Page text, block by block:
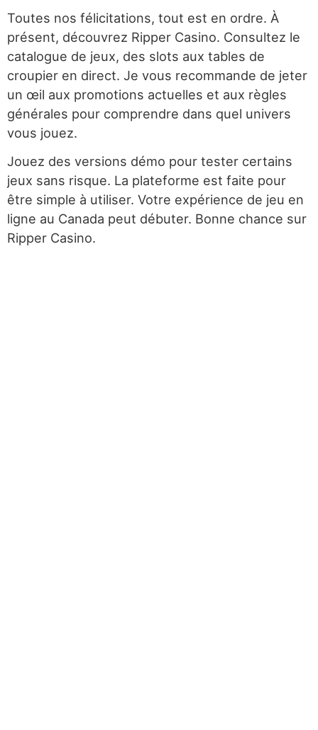
Toutes nos félicitations, tout est en ordre. À
présent, découvrez Ripper Casino. Consultez le
catalogue de jeux, des slots aux tables de
croupier en direct. Je vous recommande de jeter
un œil aux promotions actuelles et aux règles
générales pour comprendre dans quel univers
vous jouez.
Jouez des versions démo pour tester certains
jeux sans risque. La plateforme est faite pour
être simple à utiliser. Votre expérience de jeu en
ligne au Canada peut débuter. Bonne chance sur
Ripper Casino.